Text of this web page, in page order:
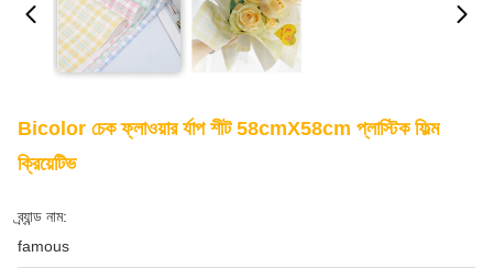
Bicolor চেক ফ্লাওয়ার র্যাপ শীট 58cmX58cm প্লাস্টিক ফিল্ম
ক্রিয়েটিভ
ব্র্যান্ড নাম:
famous